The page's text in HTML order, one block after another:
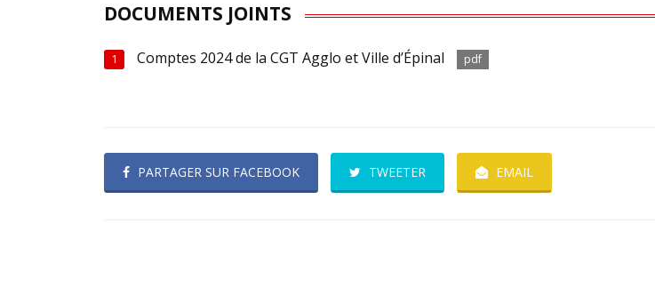
DOCUMENTS JOINTS
1 Comptes 2024 de la CGT Agglo et Ville d’Épinal pdf
PARTAGER SUR FACEBOOK TWEETER EMAIL